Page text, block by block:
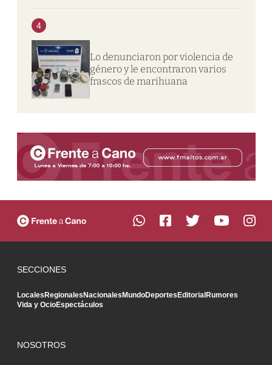
4
Lo denunciaron por violencia de
género y le encontraron varios
frascos de marihuana
SECCIONES
LocalesRegionalesNacionalesMundoDeportesEditorialRumores
Vida y OcioEspectáculos
NOSOTROS